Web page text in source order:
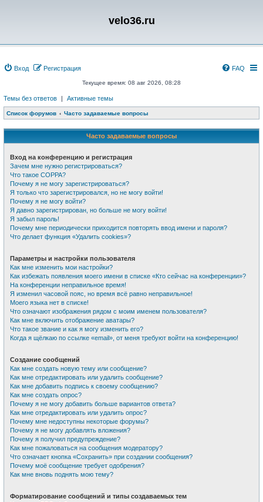
velo36.ru
Вход Регистрация FAQ
Текущее время: 08 авг 2026, 08:28
Темы без ответов | Активные темы
Список форумов Часто задаваемые вопросы
Часто задаваемые вопросы
Вход на конференцию и регистрация
Зачем мне нужно регистрироваться?
Что такое COPPA?
Почему я не могу зарегистрироваться?
Я только что зарегистрировался, но не могу войти!
Почему я не могу войти?
Я давно зарегистрирован, но больше не могу войти!
Я забыл пароль!
Почему мне периодически приходится повторять ввод имени и пароля?
Что делает функция «Удалить cookies»?
Параметры и настройки пользователя
Как мне изменить мои настройки?
Как избежать появления моего имени в списке «Кто сейчас на конференции»?
На конференции неправильное время!
Я изменил часовой пояс, но время всё равно неправильное!
Моего языка нет в списке!
Что означают изображения рядом с моим именем пользователя?
Как мне включить отображение аватары?
Что такое звание и как я могу изменить его?
Когда я щёлкаю по ссылке «email», от меня требуют войти на конференцию!
Создание сообщений
Как мне создать новую тему или сообщение?
Как мне отредактировать или удалить сообщение?
Как мне добавить подпись к своему сообщению?
Как мне создать опрос?
Почему я не могу добавить больше вариантов ответа?
Как мне отредактировать или удалить опрос?
Почему мне недоступны некоторые форумы?
Почему я не могу добавлять вложения?
Почему я получил предупреждение?
Как мне пожаловаться на сообщения модератору?
Что означает кнопка «Сохранить» при создании сообщения?
Почему моё сообщение требует одобрения?
Как мне вновь поднять мою тему?
Форматирование сообщений и типы создаваемых тем